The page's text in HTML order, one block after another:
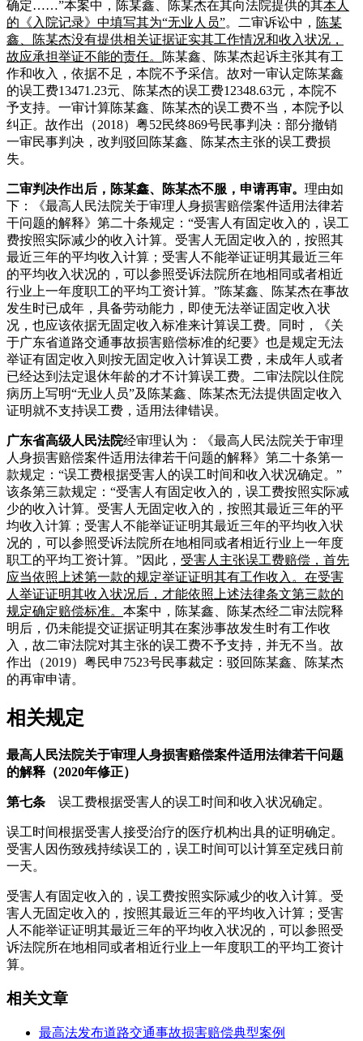
确定……”本案中，陈某鑫、陈某杰在其向法院提供的其本人
的《入院记录》中填写其为“无业人员”。二审诉讼中， 陈某
鑫、陈某杰没有提供相关证据证实其工作情况和收入状况，
故应承担举证不能的责任。
陈某鑫、陈某杰起诉主张其有工
作和收入，依据不足，本院不予采信。故对一审认定陈某鑫
的误工费13471.23元、陈某杰的误工费12348.63元，本院不
予支持。一审计算陈某鑫、陈某杰的误工费不当，本院予以
纠正。故作出（2018）粤52民终869号民事判决：部分撤销
一审民事判决，改判驳回陈某鑫、陈某杰主张的误工费损
失。
二审判决作出后，陈某鑫、陈某杰不服，申请再审。 理由如
下：《最高人民法院关于审理人身损害赔偿案件适用法律若
干问题的解释》第二十条规定：“受害人有固定收入的，误工
费按照实际减少的收入计算。受害人无固定收入的，按照其
最近三年的平均收入计算；受害人不能举证证明其最近三年
的平均收入状况的，可以参照受诉法院所在地相同或者相近
行业上一年度职工的平均工资计算。”陈某鑫、陈某杰在事故
发生时已成年，具备劳动能力，即使无法举证固定收入状
况，也应该依据无固定收入标准来计算误工费。同时，《关
于广东省道路交通事故损害赔偿标准的纪要》也是规定无法
举证有固定收入则按无固定收入计算误工费，未成年人或者
已经达到法定退休年龄的才不计算误工费。二审法院以住院
病历上写明“无业人员”及陈某鑫、陈某杰无法提供固定收入
证明就不支持误工费，适用法律错误。
广东省高级人民法院经审理认为：《最高人民法院关于审理
人身损害赔偿案件适用法律若干问题的解释》第二十条第一
款规定：“误工费根据受害人的误工时间和收入状况确定。”
该条第三款规定：“受害人有固定收入的，误工费按照实际减
少的收入计算。受害人无固定收入的，按照其最近三年的平
均收入计算；受害人不能举证证明其最近三年的平均收入状
况的，可以参照受诉法院所在地相同或者相近行业上一年度
职工的平均工资计算。”因此， 受害人主张误工费赔偿，首先
应当依照上述第一款的规定举证证明其有工作收入。在受害
人举证证明其收入状况后，才能依照上述法律条文第三款的
规定确定赔偿标准。 本案中，陈某鑫、陈某杰经二审法院释
明后，仍未能提交证据证明其在案涉事故发生时有工作收
入，故二审法院对其主张的误工费不予支持，并无不当。故
作出（2019）粤民申7523号民事裁定：驳回陈某鑫、陈某杰
的再审申请。
相关规定
最高人民法院关于审理人身损害赔偿案件适用法律若干问题
的解释（2020年修正）
第七条 误工费根据受害人的误工时间和收入状况确定。
误工时间根据受害人接受治疗的医疗机构出具的证明确定。
受害人因伤致残持续误工的，误工时间可以计算至定残日前
一天。
受害人有固定收入的，误工费按照实际减少的收入计算。受
害人无固定收入的，按照其最近三年的平均收入计算；受害
人不能举证证明其最近三年的平均收入状况的，可以参照受
诉法院所在地相同或者相近行业上一年度职工的平均工资计
算。
相关文章
最高法发布道路交通事故损害赔偿典型案例